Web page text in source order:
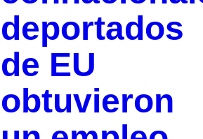
deportados
de EU
obtuvieron